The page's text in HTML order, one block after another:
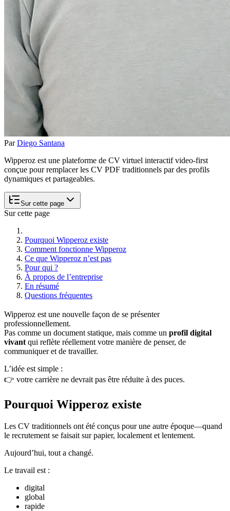
ParDiego Santana
Wipperoz est une plateforme de CV virtuel interactif video-first
conçue pour remplacer les CV PDF traditionnels par des profils
dynamiques et partageables.
Sur cette page
Sur cette page
Pourquoi Wipperoz existe
Comment fonctionne Wipperoz
Ce que Wipperoz n’est pas
Pour qui ?
À propos de l’entreprise
En résumé
Questions fréquentes
Wipperoz est une nouvelle façon de se présenter
professionnellement.
Pas comme un document statique, mais comme un profil digital
vivantqui reflète réellement votre manière de penser, de
communiquer et de travailler.
L’idée est simple :
👉 votre carrière ne devrait pas être réduite à des puces.
Pourquoi Wipperoz existe
Les CV traditionnels ont été conçus pour une autre époque—quand
le recrutement se faisait sur papier, localement et lentement.
Aujourd’hui, tout a changé.
Le travail est :
digital
global
rapide